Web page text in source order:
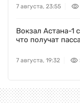
7 августа, 23:55
Вокзал Астана-1
что получат
7 августа, 19:32